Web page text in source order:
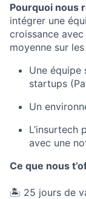
Pourquoi nous
intégrer une
croissance
moyenne sur
Une équipe
startups
Un
L’insurtech
avec une
Ce que nous
🏝 25 jours de